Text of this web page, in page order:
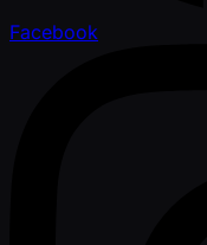
Facebook